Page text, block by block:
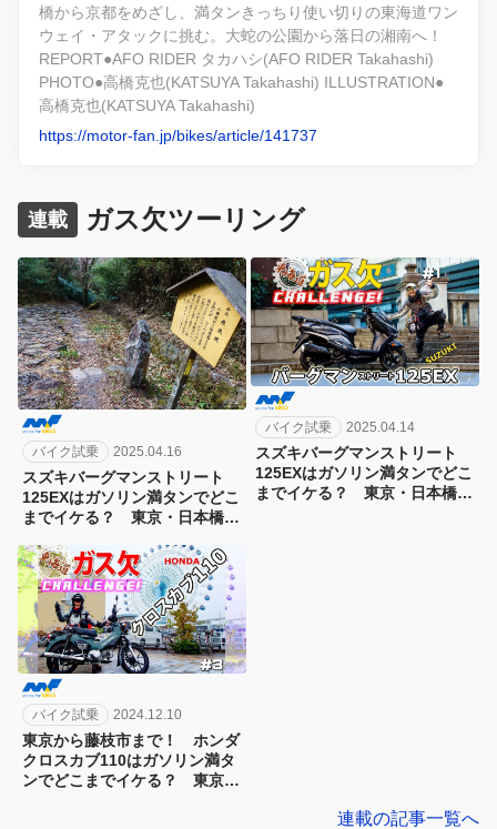
橋から京都をめざし、満タンきっちり使い切りの東海道ワン
ウェイ・アタックに挑む。大蛇の公園から落日の湘南へ！
REPORT●AFO RIDER タカハシ(AFO RIDER Takahashi)
PHOTO●高橋克也(KATSUYA Takahashi) ILLUSTRATION●
高橋克也(KATSUYA Takahashi)
https://motor-fan.jp/bikes/article/141737
連載 ガス欠ツーリング
バイク試乗 2025.04.16
スズキバーグマンストリート
125EXはガソリン満タンでどこ
までイケる？ 東京・日本橋か
ャレンジ第9弾！[2日目]
バイク試乗 2025.04.14
スズキバーグマンストリート
125EXはガソリン満タンでどこ
までイケる？ 東京・日本橋か
バイク試乗 2024.12.10
東京から藤枝市まで！ ホンダ
クロスカブ110はガソリン満タ
ンでどこまでイケる？ 東京・
連載の記事一覧へ